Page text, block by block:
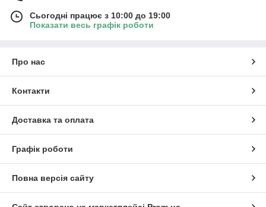
Сьогодні працює з 10:00 до 19:00
Показати весь графік роботи
Про нас
Контакти
Доставка та оплата
Графік роботи
Повна версія сайту